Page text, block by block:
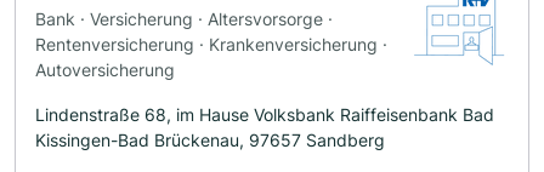
Bank · Versicherung · Altersvorsorge ·
Rentenversicherung · Krankenversicherung ·
Autoversicherung
Lindenstraße 68, im Hause Volksbank Raiffeisenbank Bad
Kissingen-Bad Brückenau, 97657 Sandberg